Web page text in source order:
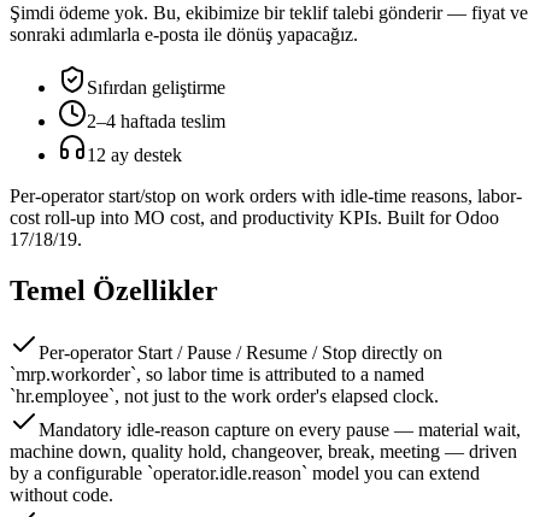
Şimdi ödeme yok. Bu, ekibimize bir teklif talebi gönderir — fiyat ve
sonraki adımlarla e-posta ile dönüş yapacağız.
Sıfırdan geliştirme
2–4 haftada teslim
12 ay destek
Per-operator start/stop on work orders with idle-time reasons, labor-
cost roll-up into MO cost, and productivity KPIs. Built for Odoo
17/18/19.
Temel Özellikler
Per-operator Start / Pause / Resume / Stop directly on
`mrp.workorder`, so labor time is attributed to a named
`hr.employee`, not just to the work order's elapsed clock.
Mandatory idle-reason capture on every pause — material wait,
machine down, quality hold, changeover, break, meeting — driven
by a configurable `operator.idle.reason` model you can extend
without code.